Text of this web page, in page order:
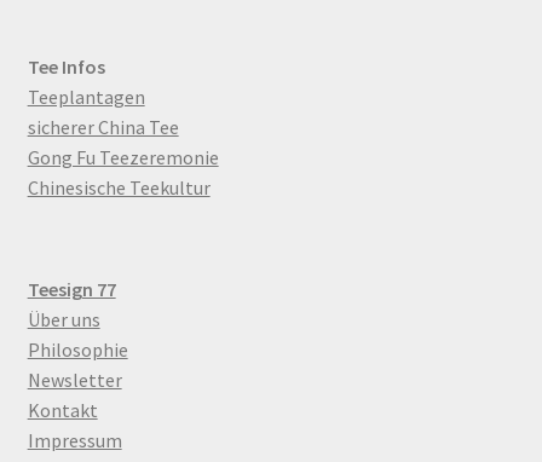
Tee Infos
Teeplantagen
sicherer China Tee
Gong Fu Teezeremonie
Chinesische Teekultur
Teesign 77
Über uns
Philosophie
Newsletter
Kontakt
Impressum